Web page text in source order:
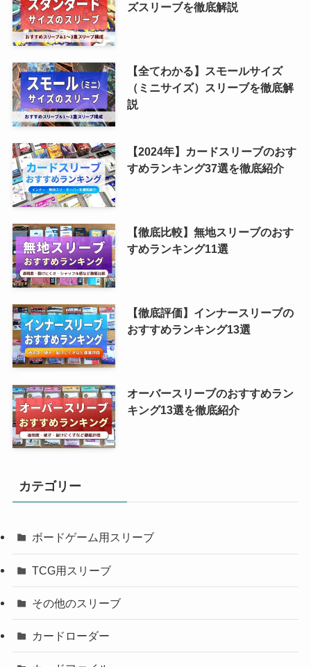
ズスリーブを徹底解説
【全てわかる】スモールサイズ
（ミニサイズ）スリーブを徹底解
説
【2024年】カードスリーブのおす
すめランキング37選を徹底紹介
【徹底比較】無地スリーブのおす
すめランキング11選
【徹底評価】インナースリーブの
おすすめランキング13選
オーバースリーブのおすすめラン
キング13選を徹底紹介
カテゴリー
ボードゲーム用スリーブ
TCG用スリーブ
その他のスリーブ
カードローダー